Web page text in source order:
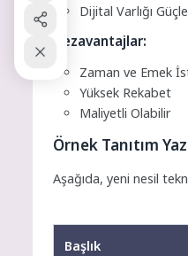
Dijital Varlığı
Dezavantajlar:
Zaman ve Emek
Yüksek Rekabet
Maliyetli Olabilir
Örnek Tanıtım
Aşağıda, yeni nesil
Başlık